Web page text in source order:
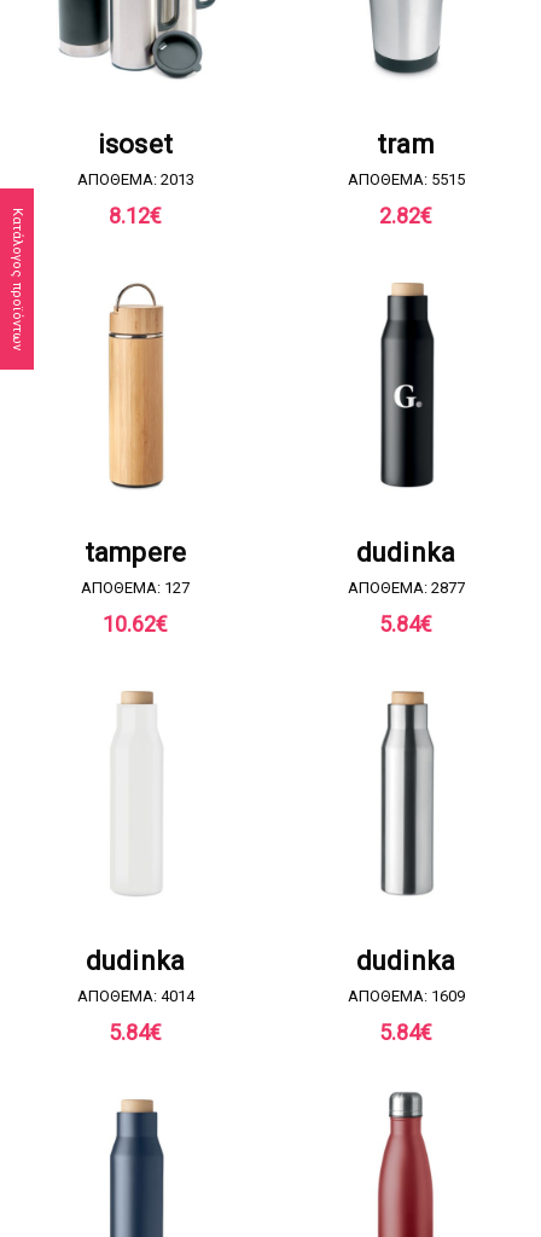
Κατάλογος προϊόντων
isoset
ΑΠΟΘΕΜΑ: 2013
8.12€
tram
ΑΠΟΘΕΜΑ: 5515
2.82€
tampere
ΑΠΟΘΕΜΑ: 127
10.62€
dudinka
ΑΠΟΘΕΜΑ: 2877
5.84€
dudinka
ΑΠΟΘΕΜΑ: 4014
5.84€
dudinka
ΑΠΟΘΕΜΑ: 1609
5.84€